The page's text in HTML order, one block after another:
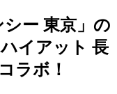
シー 東京」の
イアット 長
ラボ！